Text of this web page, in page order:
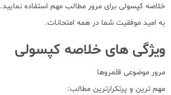
خلاصه کپسولی برای مرور مطالب مهم استفاده نمایید.
به امید موفقیت شما در همه امتحانات.
ویژگی های خلاصه کپسولی
مرور موضوعی قلمروها
مهم ترین و پرتکرارترین مطالب: